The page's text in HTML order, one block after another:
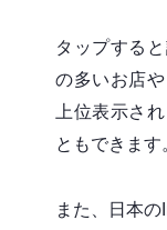
タップする
の多いお店
上位表示さ
ともできます
また、日本